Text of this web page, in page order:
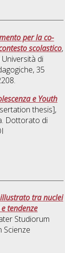
per la co-
scolastico,
di
, 35
e Youth
thesis],
Dottorato di
tra nuclei
tendenze
Studiorum
Scienze